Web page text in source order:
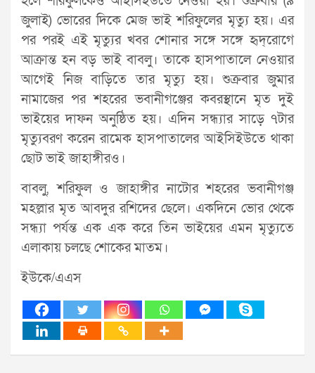
জুলাই) ভোরের দিকে মেজ ভাই শরিফুলের মৃত্যু হয়। এর
পর পরই এই মৃত্যুর খবর শোনার সঙ্গে সঙ্গে হৃদ্‌রোগে
আক্রান্ত হন বড় ভাই বাবলু। তাকে হাসপাতালে নেওয়ার
আগেই নিজ বাড়িতে তার মৃত্যু হয়। শুক্রবার জুমার
নামাজের পর শহরের ভবানীগঞ্জের কবরস্থানে মৃত দুই
ভাইয়ের দাফন অনুষ্ঠিত হয়। এদিন সন্ধ্যার সাড়ে ৭টার
মৃত্যুবরণ করেন রামেক হাসপাতালের আইসিইউতে থাকা
ছোট ভাই জাহাঙ্গীরও।
বাবলু, শরিফুল ও জাহাঙ্গীর নাটোর শহরের ভবানীগঞ্জ
মহল্লার মৃত আবদুর রশিদের ছেলে। একদিনে ভোর থেকে
সন্ধ্যা পর্যন্ত এক এক করে তিন ভাইয়ের এমন মৃত্যুতে
এলাকায় চলছে শোকের মাতম।
ইউকে/এএস